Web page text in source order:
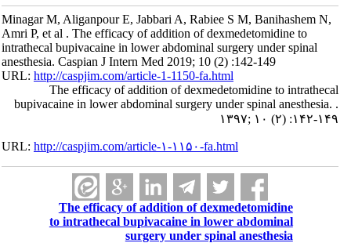
Minagar M, Aliganpour E, Jabbari A, Rabiee S M, Banihashem N,
Amri P, et al . The efficacy of addition of dexmedetomidine to
intrathecal bupivacaine in lower abdominal surgery under spinal
anesthesia. Caspian J Intern Med 2019; 10 (2) :142-149
URL:http://caspjim.com/article-1-1150-fa.html
The efficacy of addition of dexmedetomidine to intrathecal
bupivacaine in lower abdominal surgery under spinal anesthesia. .
۱۳۹۷; ۱۰ (۲) :۱۴۲-۱۴۹
URL:http://caspjim.com/article-۱-۱۱۵۰-fa.html
The efficacy of addition of dexmedetomidine
to intrathecal bupivacaine in lower abdominal
surgery under spinal anesthesia